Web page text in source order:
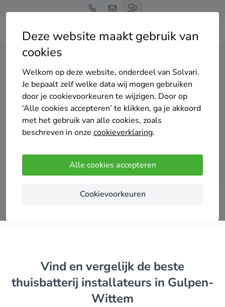
Deze website maakt gebruik van
cookies
Welkom op deze website, onderdeel van Solvari.
Je bepaalt zelf welke data wij mogen gebruiken
door je cookievoorkeuren te wijzigen. Door op
‘Alle cookies accepteren’ te klikken, ga je akkoord
met het gebruik van alle cookies, zoals
beschreven in onze cookieverklaring.
Alle cookies accepteren
Cookievoorkeuren
Home Thuisbatterij
Gratis en vrijblijvend
Top 20 thuisbatterij
installateurs in Gulpen-
Wittem
Vergelijk offertes
Vind en vergelijk de beste
thuisbatterij installateurs in Gulpen-
Wittem